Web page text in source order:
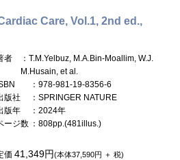
Care, Vol.1, 2nd ed.,
者
：T.M.Yelbuz, M.A.Bin-Moallim, W.J.
M.Husain, et al.
：978-981-19-8356-6
版社
：SPRINGER NATURE
版年
：2024年
ージ数 ：808pp.(481illus.)
価41,349円(本体37,590円 ＋ 税)